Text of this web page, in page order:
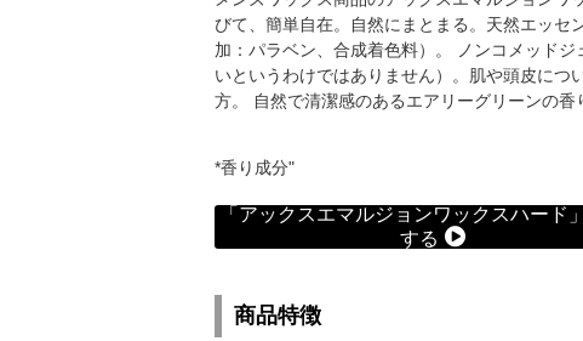
びて、簡単自在。自然にまとまる。天然エッセ
加：パラベン、合成着色料）。 ノンコメッド
いというわけではありません）。肌や頭皮に
方。 自然で清潔感のあるエアリーグリーンの香
*香り成分"
「アックスエマルジョンワックスハード
する
商品特徴